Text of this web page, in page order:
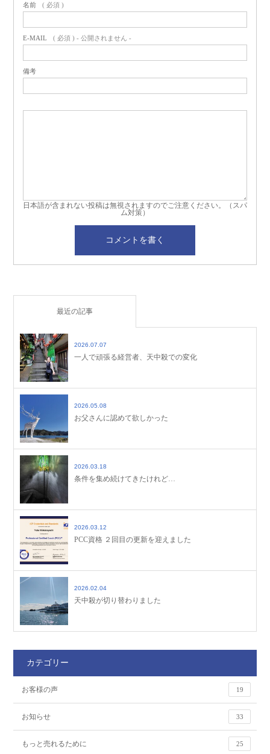
名前 ( 必須 )
E-MAIL ( 必須 ) - 公開されません -
備考
日本語が含まれない投稿は無視されますのでご注意ください。（スパ
ム対策）
最近の記事
2026.07.07
一人で頑張る経営者、天中殺での変化
2026.05.08
お父さんに認めて欲しかった
2026.03.18
条件を集め続けてきたけれど…
2026.03.12
PCC資格 ２回目の更新を迎えました
2026.02.04
天中殺が切り替わりました
カテゴリー
お客様の声 19
お知らせ 33
もっと売れるために 25